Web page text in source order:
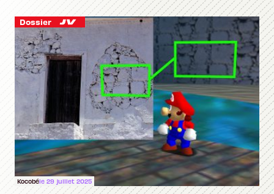
Dossier
Kocobéle 29 juillet 2025